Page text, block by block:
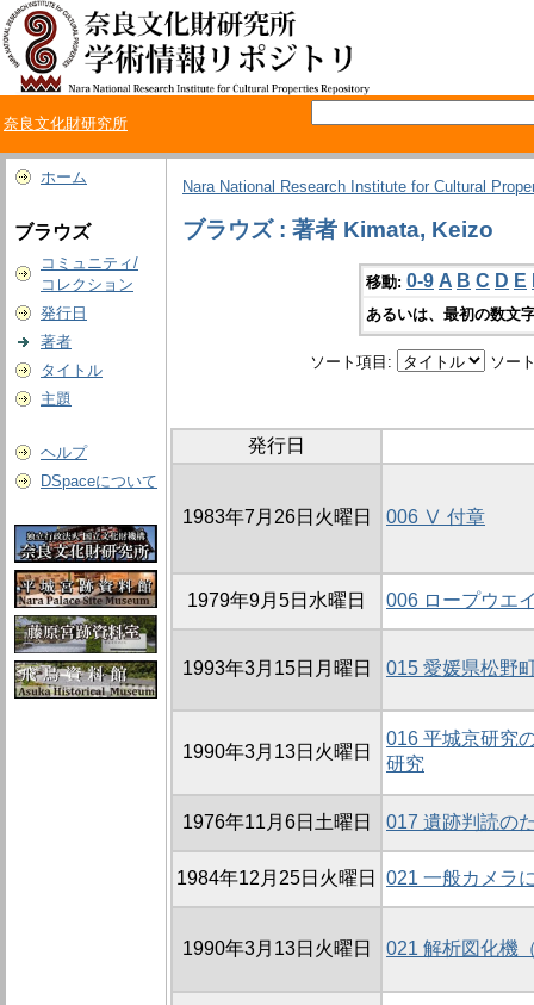
奈良文化財研究所
ホーム
ブラウズ
コミュニティ/
コレクション
発行日
著者
タイトル
主題
ヘルプ
DSpaceについて
Nara National Research Institute for Cultural
ブラウズ : 著者 Kimata, Keizo
移動: 0-9 A B C D E
あるいは、最初の数文
ソート項目: ソー
発行日
1983年7月26日火曜日 006 Ⅴ 付章
1979年9月5日水曜日 006 ロープウエ
1993年3月15日月曜日 015 愛媛県松野
1990年3月13日火曜日
016 平城京研究
研究
1976年11月6日土曜日 017 遺跡判読の
1984年12月25日火曜日 021 一般カメラ
1990年3月13日火曜日 021 解析図化機